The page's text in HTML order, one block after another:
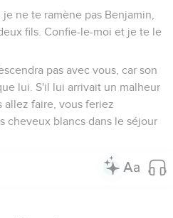
ne te ramène pas Benjamin,
fils. Confie-le-moi et je te le
pas avec vous, car son
lui. S'il lui arrivait un malheur
allez faire, vous feriez
cheveux blancs dans le séjour